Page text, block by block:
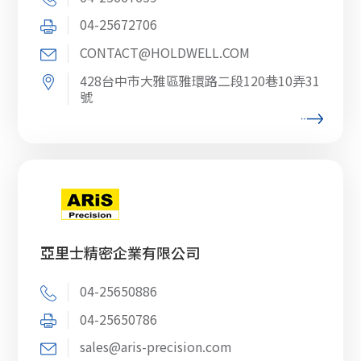
04-25672706
CONTACT@HOLDWELL.COM
428台中市大雅區雅環路二段120巷10弄31
號
亞里士精密企業有限公司
04-25650886
04-25650786
sales@aris-precision.com